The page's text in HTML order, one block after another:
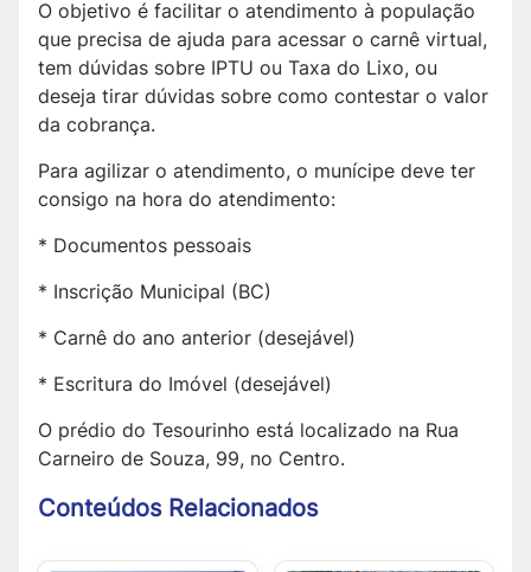
O objetivo é facilitar o atendimento à população
que precisa de ajuda para acessar o carnê virtual,
tem dúvidas sobre IPTU ou Taxa do Lixo, ou
deseja tirar dúvidas sobre como contestar o valor
da cobrança.
Para agilizar o atendimento, o munícipe deve ter
consigo na hora do atendimento:
* Documentos pessoais
* Inscrição Municipal (BC)
* Carnê do ano anterior (desejável)
* Escritura do Imóvel (desejável)
O prédio do Tesourinho está localizado na Rua
Carneiro de Souza, 99, no Centro.
Conteúdos Relacionados